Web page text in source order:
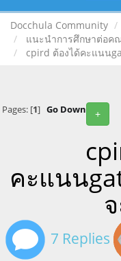
Docchula Community
แนะนำการศึกษาต่อค
cpird ต้องได้คะแนน
+
Pages: [1] Go Down
คะแนน
7 Replies